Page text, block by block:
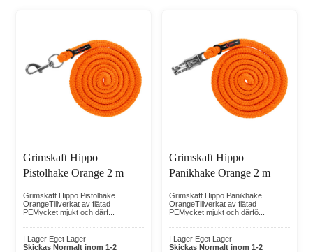
Grimskaft Hippo
Pistolhake Orange 2 m
Grimskaft Hippo Pistolhake
OrangeTillverkat av flätad
PEMycket mjukt och därf...
I Lager Eget Lager
Skickas Normalt inom 1-2
Grimskaft Hippo
Panikhake Orange 2 m
Grimskaft Hippo Panikhake
OrangeTillverkat av flätad
PEMycket mjukt och därfö...
I Lager Eget Lager
Skickas Normalt inom 1-2